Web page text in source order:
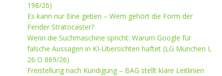
198/26)
Es kann nur Eine geben – Wem gehört die Form der
Fender Stratocaster?
Wenn die Suchmaschine spricht: Warum Google für
falsche Aussagen in KI‑Übersichten haftet (LG München I,
26 O 869/26)
Freistellung nach Kündigung – BAG stellt klare Leitlinien